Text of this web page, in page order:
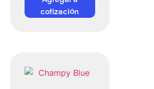
cotización